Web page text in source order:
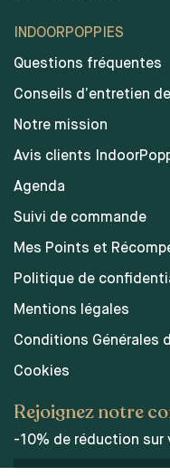
INDOORPOPPIES
Questions fréquentes
Conseils d’entretien
Notre mission
Avis clients
Agenda
Suivi de commande
Mes Points et
Politique de
Mentions légales
Conditions Générales
Cookies
Rejoignez notre
-10% de réduction sur